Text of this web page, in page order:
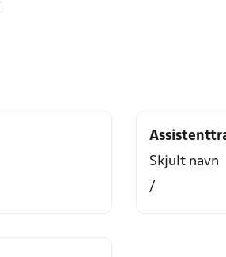
Skjult navn
/